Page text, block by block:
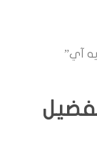
آي”